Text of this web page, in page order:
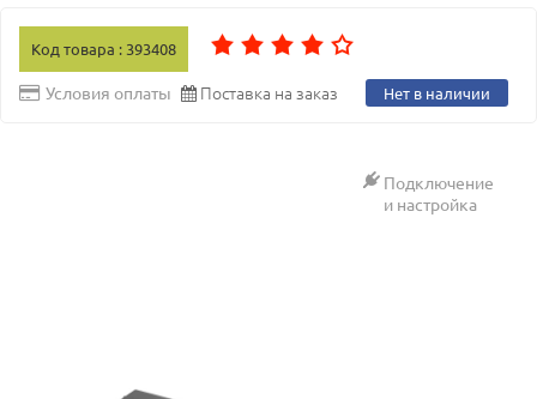
Код товара : 393408
Условия оплаты Поставка на заказ Нет в наличии
Подключение
и настройка